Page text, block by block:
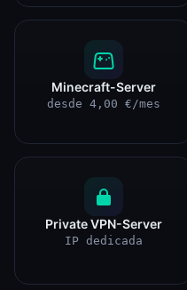
Minecraft-Server
desde 4,00 €/mes
Private VPN-Server
IP dedicada